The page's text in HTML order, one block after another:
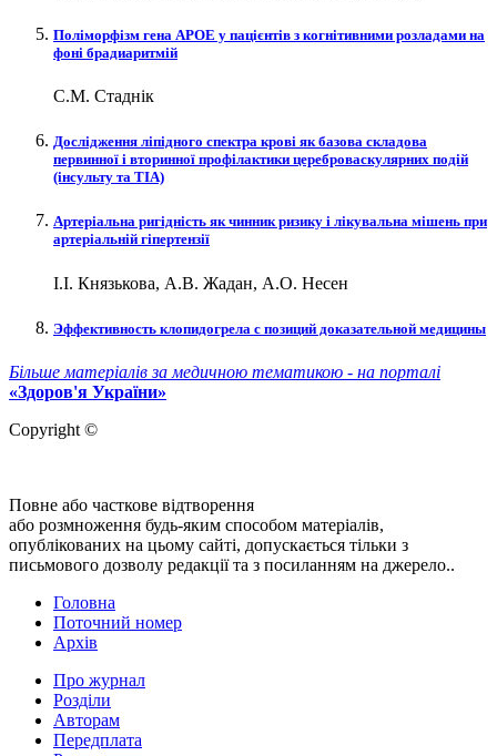
Поліморфізм гена АРОЕ у пацієнтів з когнітивними розладами на
фоні брадиаритмій
С.М. Стаднік
Дослідження ліпідного спектра крові як базова складова
первинної і вторинної профілактики цереброваскулярних подій
(інсульту та ТІА)
Артеріальна ригідність як чинник ризику і лікувальна мішень при
артеріальній гіпертензії
І.І. Князькова, А.В. Жадан, А.О. Несен
Эффективность клопидогрела с позиций доказательной медицины
Більше матеріалів за медичною тематикою - на порталі
«Здоров'я України»
Copyright ©
Повне або часткове відтворення
або розмноження будь-яким способом матеріалів,
опублікованих на цьому сайті, допускається тільки з
письмового дозволу редакції та з посиланням на джерело..
Головна
Поточний номер
Архів
Про журнал
Розділи
Авторам
Передплата